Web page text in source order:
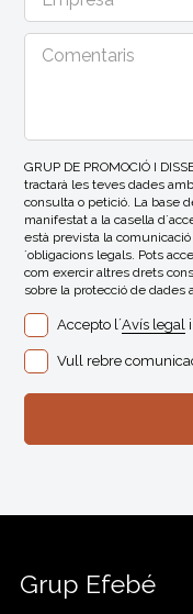
GRUP DE PROMOCIÓ I
tractarà les teves dades
consulta o petició. La base
manifestat a la casella
està prevista la
´obligacions legals. Pots
com exercir altres drets
sobre la protecció de dades
Accepto l´Avís legal
Vull rebre
Grup Efebé